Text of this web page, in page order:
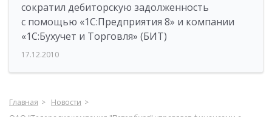
сократил дебиторскую задолженность
с помощью «1С:Предприятия 8» и компании
«1С:Бухучет и Торговля» (БИТ)
17.12.2010
Главная
Новости